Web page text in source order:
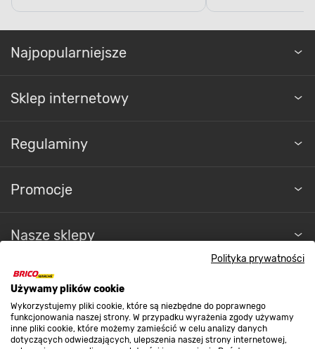
Polityka prywatności
Używamy plików cookie
Wykorzystujemy pliki cookie, które są niezbędne do poprawnego
funkcjonowania naszej strony. W przypadku wyrażenia zgody używamy
inne pliki cookie, które możemy zamieścić w celu analizy danych
dotyczących odwiedzających, ulepszenia naszej strony internetowej,
Najpopularniejsze
Sklep internetowy
Regulaminy
Promocje
Nasze sklepy
O nas
Kontakt do sklepu